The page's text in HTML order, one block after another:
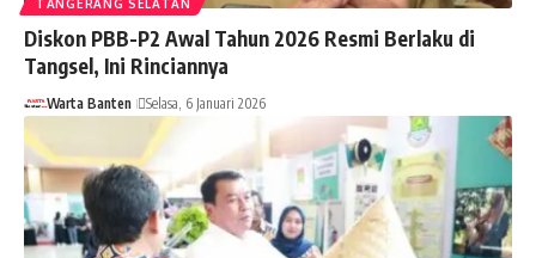
TANGERANG SELATAN
Diskon PBB-P2 Awal Tahun 2026 Resmi Berlaku di
Tangsel, Ini Rinciannya
Warta Banten Selasa, 6 Januari 2026